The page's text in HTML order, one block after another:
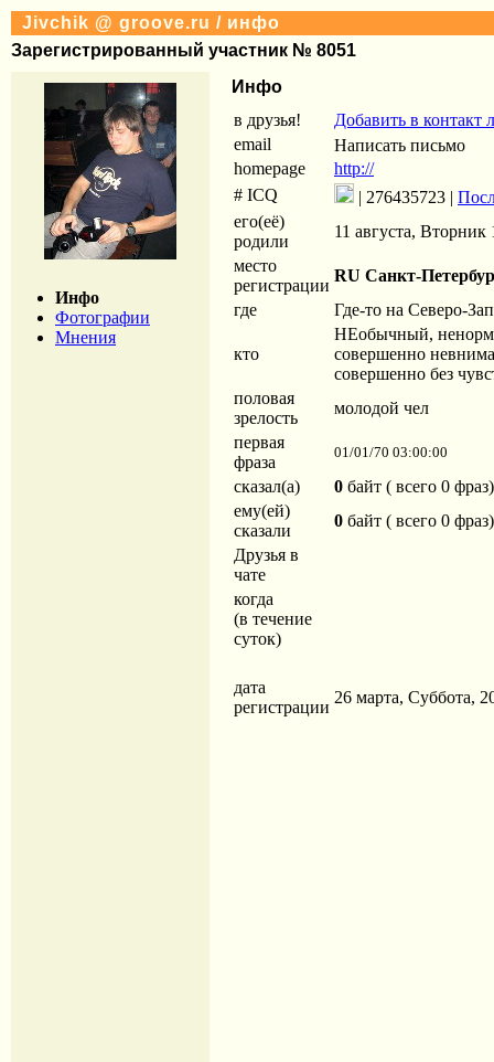
Jivchik @ groove.ru / инфо
Зарегистрированный участник № 8051
Инфо
Фотографии
Мнения
Инфо
в друзья!
Добавить в контакт
email
homepage
http://
# ICQ
| 276435723 |
его(её)
родили
11 августа, Вторник
место
регистрации
RU Санкт-
где
Где-то на Северо-
кто
НЕобычный,
совершенно
совершенно без
половая
зрелость
молодой чел
первая
фраза
01/01/70 03:00:00
сказал(а) 0 байт ( всего 0 фраз)
ему(ей)
сказали
0 байт ( всего 0 фраз)
Друзья в
чате
когда
(в течение
суток)
дата
регистрации
26 марта, Суббота,